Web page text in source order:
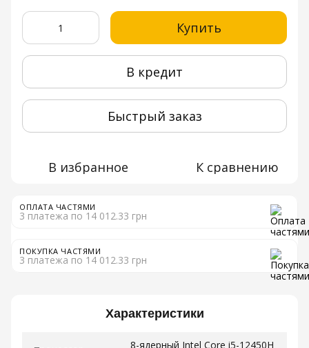
Купить
В кредит
Быстрый заказ
В избранное К сравнению
ОПЛАТА ЧАСТЯМИ
3 платежа по 14 012.33 грн
ПОКУПКА ЧАСТЯМИ
3 платежа по 14 012.33 грн
Характеристики
8-ядерный Intel Core i5-12450H